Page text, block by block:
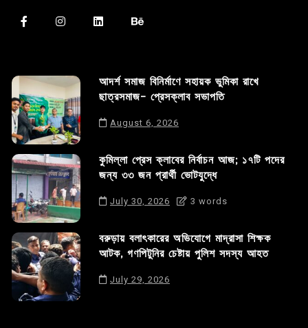
আদর্শ সমাজ বিনির্মাণে সহায়ক ভুমিকা রাখে
ছাত্রসমাজ- প্রেসক্লাব সভাপতি
August 6, 2026
কুমিল্লা প্রেস ক্লাবের নির্বাচন আজ; ১৭টি পদের
জন্য ৩৩ জন প্রার্থী ভোটযুদ্ধে
July 30, 2026 3 words
বরুড়ায় বলাৎকারের অভিযোগে মাদ্রাসা শিক্ষক
আটক, গণপিটুনির চেষ্টায় পুলিশ সদস্য আহত
July 29, 2026